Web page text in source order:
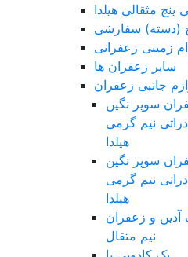
مثقالی هیلدا
(دسته) سفارشی
زمینی زعفرانی
سایر زعفران ها
جانبی زعفران
سوپر نگین
نیم گرمی
هیلدا
سوپر نگین
نیم گرمی
هیلدا
آذین و زعفران
نیم مثقال